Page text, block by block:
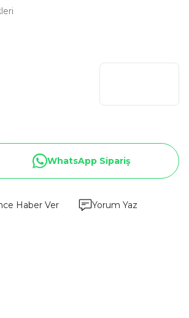
WhatsApp Sipariş
Haber Ver Yorum Yaz